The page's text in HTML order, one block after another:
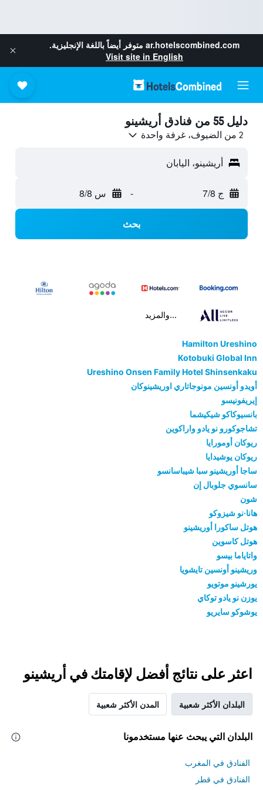
ar.hotelscombined.com متوفر أيضاً باللغة الإنجليزية.
Visit site in English
دليل 55 من فنادق أريشينو
2 من الضيوف، غرفة واحدة
أريشينو، اليابان
ج 7/8 - س 8/8
بحث
...والمزيد
Hamilton Ureshino
Kotobuki Global Inn
Ureshino Onsen Family Hotel Shinsenkaku
أويدو أونسين مونوجاتاري اوريشينوكان
إيريفونيسو
بانسيوكاكو شيكيشما
تشاجوكورو نو يادو واراكوين
ريوكان أومورايا
ريوكان يوشيدايا
ساجا أوريشينو سبا شيباسانسو
سانسوي جلوبال إن
شون
هانا·نو شيزوكو
هوتل ساكورا أوريشينو
هوتل كاسوين
واتاياما بيسو
وريشينو أونسين تايشويا
يورشينو موتويو
يوزن نو يادو توكاي
يوشوكو سايريو
اعثر على نتائج أفضل لإقامتك في أريشينو
البلدان الأكثر شعبية المدن الأكثر شعبية
البلدان التي يبحث عنها مستخدمونا
الفنادق في المغرب
الفنادق في قطر